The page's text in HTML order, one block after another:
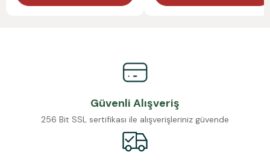
Güvenli Alışveriş
256 Bit SSL sertifikası ile alışverişleriniz güvende